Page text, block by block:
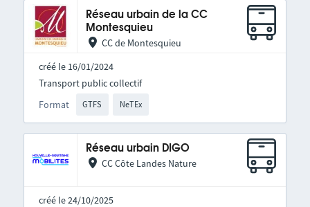
Réseau urbain de la CC
Montesquieu
CC de Montesquieu
créé le 16/01/2024
Format GTFS NeTEx
Transport public collectif
Réseau urbain DIGO
CC Côte Landes Nature
créé le 24/10/2025